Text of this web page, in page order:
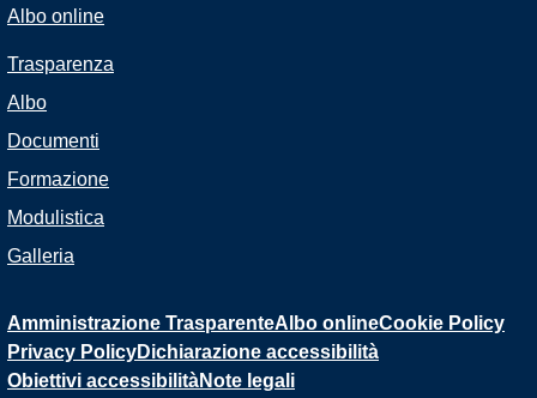
Albo online
Trasparenza
Albo
Documenti
Formazione
Modulistica
Galleria
Amministrazione TrasparenteAlbo onlineCookie Policy
Privacy PolicyDichiarazione accessibilità
Obiettivi accessibilitàNote legali